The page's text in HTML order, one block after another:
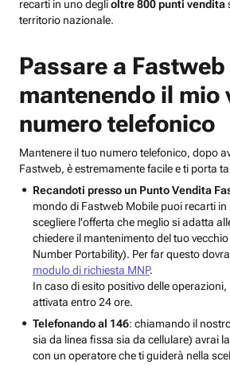
recarti in uno deglioltre 800 punti vendita
territorio nazionale.
Passare a
mantenendo il mio
numero telefonico
Mantenere il tuo numero telefonico, dopo
Fastweb, è estremamente facile e ti porta
Recandoti presso un Punto Vendita
mondo di Fastweb Mobile puoi recarti
scegliere l'offerta che meglio si adatta
chiedere il mantenimento del tuo
Number Portability). Per far questo
modulo di richiesta MNP.
In caso di esito positivo delle operazioni,
attivata entro 24 ore.
Telefonando al 146: chiamando il
sia da linea fissa sia da cellulare) avrai
con un operatore che ti guiderà nella